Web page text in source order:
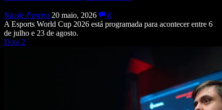
Nicole Pereira 20 maio, 2026
0
A Esports World Cup 2026 está programada para acontecer entre 6
de julho e 23 de agosto.
Dota 2